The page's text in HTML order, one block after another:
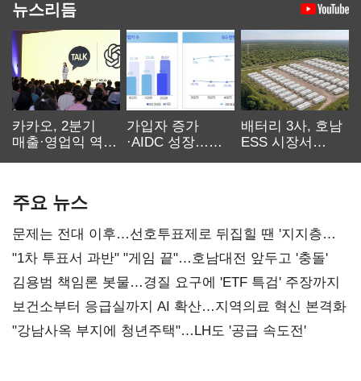
뉴스리듬
카카오, 2분기
매출·영업익 역대
가입자 증가
·AIDC 성장…
배터리 3사, 호남
ESS 시장서
주요 뉴스
문제는 전대 이후…선호투표제로 뒤집힐 땐 '지지층
불복'
"1차 투표서 과반" "게임 끝"…호남대전 앞두고 '충돌'
김용범 책임론 봇물…경질 요구에 'ETF 특검' 주장까지
보건소부터 응급실까지 AI 확산…지역의료 혁신 본격화
"강남사옥 부지에 청년주택"…LH도 '공급 속도전'